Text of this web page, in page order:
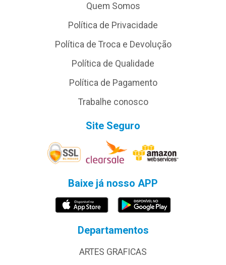
Quem Somos
Política de Privacidade
Política de Troca e Devolução
Política de Qualidade
Política de Pagamento
Trabalhe conosco
Site Seguro
Baixe já nosso APP
Departamentos
ARTES GRAFICAS